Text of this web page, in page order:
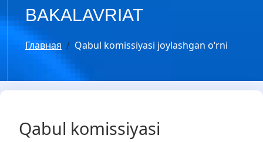
BAKALAVRIAT
Главная Qabul komissiyasi joylashgan o‘rni
Qabul komissiyasi